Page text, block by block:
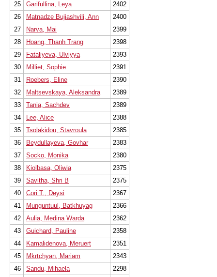
25
Garifullina, Leya
2402
26
Matnadze Bujiashvili, Ann
2400
27
Narva, Mai
2399
28
Hoang, Thanh Trang
2398
29
Fataliyeva, Ulviyya
2393
30
Milliet, Sophie
2391
31
Roebers, Eline
2390
32
Maltsevskaya, Aleksandra
2389
33
Tania, Sachdev
2389
34
Lee, Alice
2388
35
Tsolakidou, Stavroula
2385
36
Beydullayeva, Govhar
2383
37
Socko, Monika
2380
38
Kiolbasa, Oliwia
2375
39
Savitha, Shri B
2375
40
Cori T., Deysi
2367
41
Munguntuul, Batkhuyag
2366
42
Aulia, Medina Warda
2362
43
Guichard, Pauline
2358
44
Kamalidenova, Meruert
2351
45
Mkrtchyan, Mariam
2343
46
Sandu, Mihaela
2298